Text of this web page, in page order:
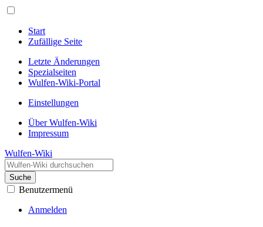
Start
Zufällige Seite
Letzte Änderungen
Spezialseiten
Wulfen-Wiki-Portal
Einstellungen
Über Wulfen-Wiki
Impressum
Wulfen-Wiki
Suche
Benutzermenü
Anmelden